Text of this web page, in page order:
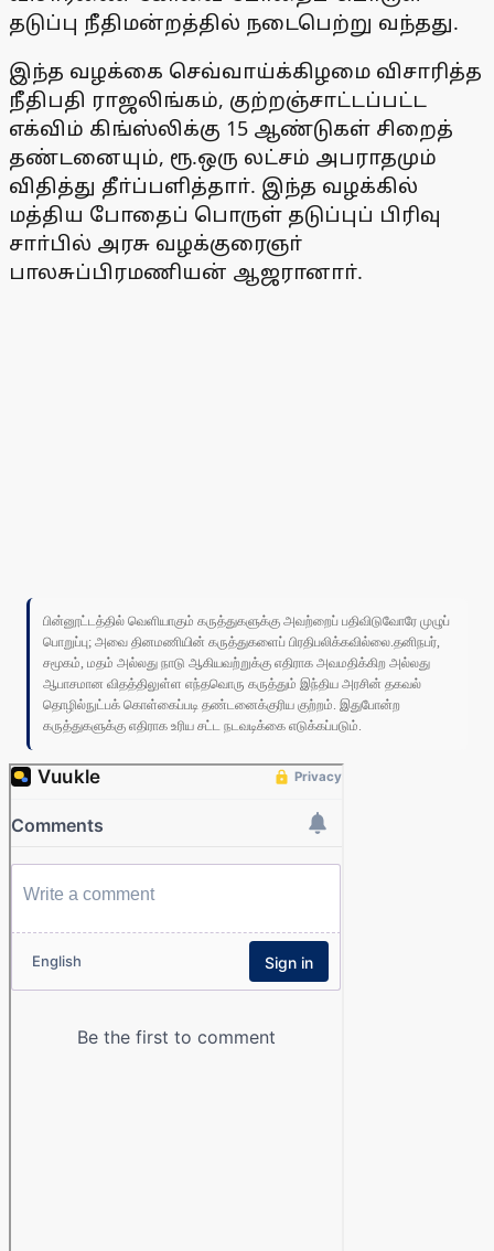
தடுப்பு நீதிமன்றத்தில் நடைபெற்று வந்தது.
இந்த வழக்கை செவ்வாய்க்கிழமை விசாரித்த
நீதிபதி ராஜலிங்கம், குற்றஞ்சாட்டப்பட்ட
எக்விம் கிங்ஸ்லிக்கு 15 ஆண்டுகள் சிறைத்
தண்டனையும், ரூ.ஒரு லட்சம் அபராதமும்
விதித்து தீா்ப்பளித்தாா். இந்த வழக்கில்
மத்திய போதைப் பொருள் தடுப்புப் பிரிவு
சாா்பில் அரசு வழக்குரைஞா்
பாலசுப்பிரமணியன் ஆஜரானாா்.
பின்னூட்டத்தில் வெளியாகும் கருத்துகளுக்கு அவற்றைப் பதிவிடுவோரே முழுப்
பொறுப்பு; அவை தினமணியின் கருத்துகளைப் பிரதிபலிக்கவில்லை.தனிநபர்,
சமூகம், மதம் அல்லது நாடு ஆகியவற்றுக்கு எதிராக அவமதிக்கிற அல்லது
ஆபாசமான விதத்திலுள்ள எந்தவொரு கருத்தும் இந்திய அரசின் தகவல்
தொழில்நுட்பக் கொள்கைப்படி தண்டனைக்குரிய குற்றம். இதுபோன்ற
கருத்துகளுக்கு எதிராக உரிய சட்ட நடவடிக்கை எடுக்கப்படும்.